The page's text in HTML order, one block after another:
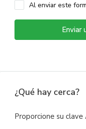
Al enviar este
Enviar
¿Qué hay cerca?
Proporcione su clave